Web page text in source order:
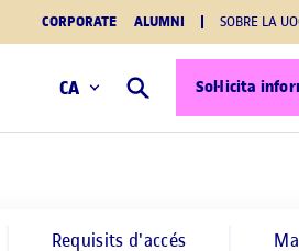
CORPORATE ALUMNI SOBRE LA
Cercar Sol·licita
CA
Requisits d'accés